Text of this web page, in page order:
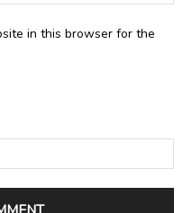
in this browser for the